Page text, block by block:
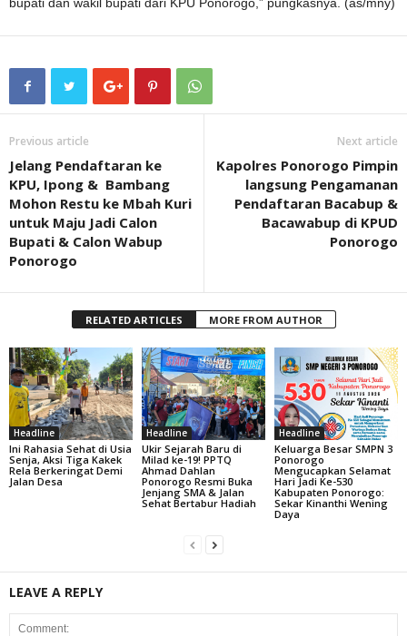
Previous article
Jelang Pendaftaran ke
KPU, Ipong & Bambang
Mohon Restu ke Mbah Kuri
untuk Maju Jadi Calon
Bupati & Calon Wabup
Ponorogo
Next article
Kapolres Ponorogo Pimpin
langsung Pengamanan
Pendaftaran Bacabup &
Bacawabup di KPUD
Ponorogo
RELATED ARTICLES MORE FROM AUTHOR
Headline
Ini Rahasia Sehat di Usia
Senja, Aksi Tiga Kakek
Rela Berkeringat Demi
Jalan Desa
Headline
Ukir Sejarah Baru di
Milad ke-19! PPTQ
Ahmad Dahlan
Ponorogo Resmi Buka
Jenjang SMA & Jalan
Sehat Bertabur Hadiah
Headline
Keluarga Besar SMPN 3
Ponorogo
Mengucapkan Selamat
Hari Jadi Ke-530
Kabupaten Ponorogo:
Sekar Kinanthi Wening
Daya
LEAVE A REPLY